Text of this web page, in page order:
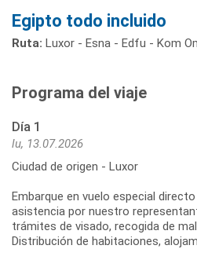
Egipto todo incluido
Ruta: Luxor - Esna - Edfu - Kom
Programa del viaje
Día 1
lu, 13.07.2026
Ciudad de origen - Luxor
Embarque en vuelo especial
asistencia por nuestro
trámites de visado, recogida de
Distribución de habitaciones,